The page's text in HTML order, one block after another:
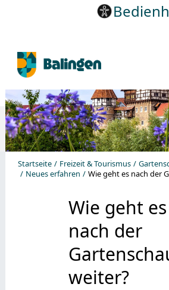
Startseite Freizeit & Tourismus
Neues erfahren
Wie geht es nach der
Wie geht es
nach der
weiter?